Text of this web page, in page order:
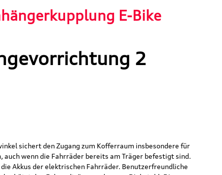
E-Bike
2
sichert den Zugang zum Kofferraum insbesondere für
wenn die Fahrräder bereits am Träger befestigt sind.
Akkus der elektrischen Fahrräder. Benutzerfreundliche